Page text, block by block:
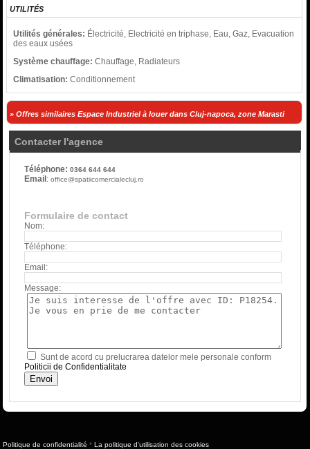
UTILITÉS
Utilités générales: Électricité, Electricité en triphase, Eau, Gaz, Evacuation
des eaux usées
Système chauffage: Chauffage, Radiateurs
Climatisation: Conditionnement
» Offres similaires Espace Industriel à louer dans Cluj-napoca, zone Marasti
Contacter l'agence
Téléphone:0364 644 644
Email:office@spatiicomercialecluj.ro
Formulaire de contact
Nom:
Téléphone:
Email:
Message:
Sunt de acord cu prelucrarea datelor mele personale conform
Politicii de Confidentialitate
Politique de confidentialité * La politique d'utilisation des cookies